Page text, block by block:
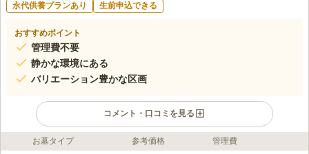
永代供養プランあり 生前申込できる
おすすめポイント
管理費不要
静かな環境にある
バリエーション豊かな区画
コメント・口コミを見る
ライフドット編集部のコメント
お墓タイプ 参考価格 管理費